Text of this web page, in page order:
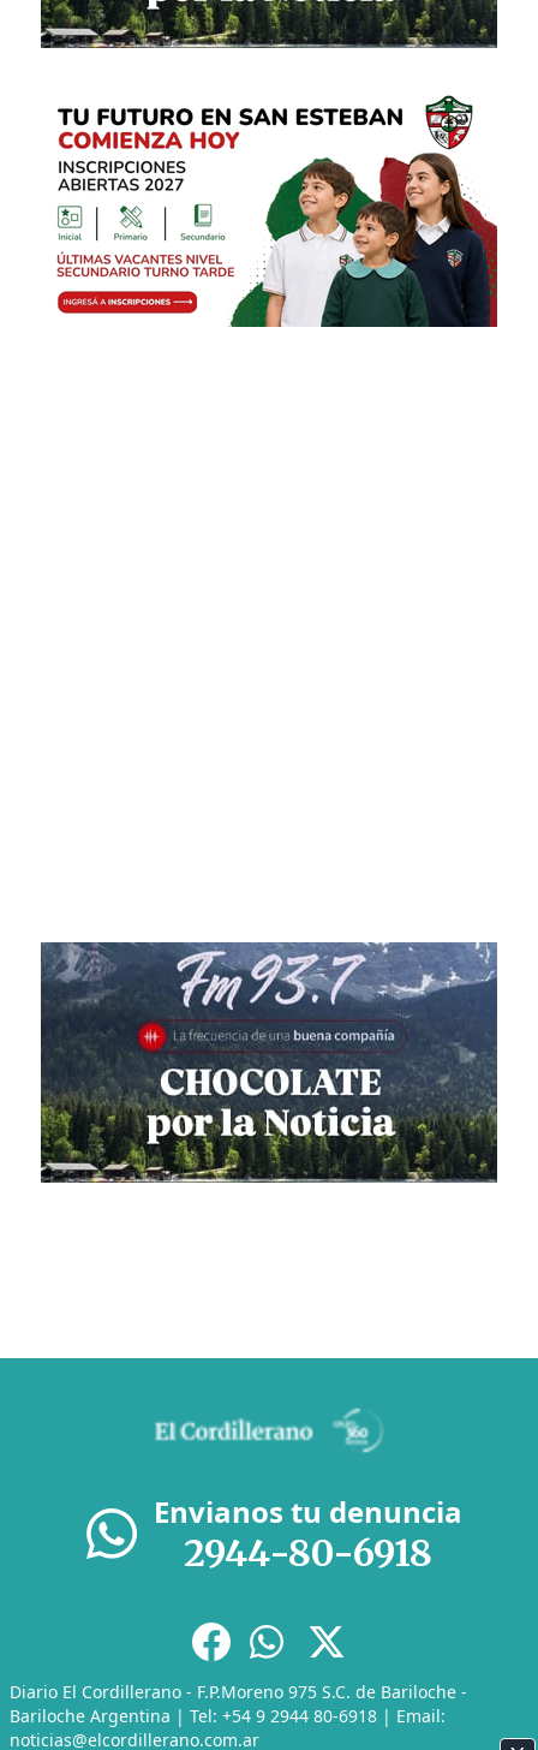
Envianos tu denuncia
2944-80-6918
Diario El Cordillerano - F.P.Moreno 975 S.C. de Bariloche -
Bariloche Argentina | Tel: +54 9 2944 80-6918 | Email:
noticias@elcordillerano.com.ar